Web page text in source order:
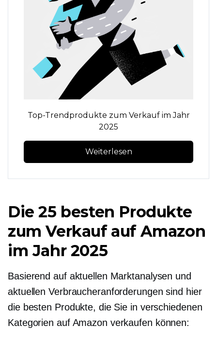
Top-Trendprodukte zum Verkauf im Jahr
2025
Weiterlesen
Die 25 besten Produkte
zum Verkauf auf Amazon
im Jahr 2025
Basierend auf aktuellen Marktanalysen und
aktuellen Verbraucheranforderungen sind hier
die besten Produkte, die Sie in verschiedenen
Kategorien auf Amazon verkaufen können: